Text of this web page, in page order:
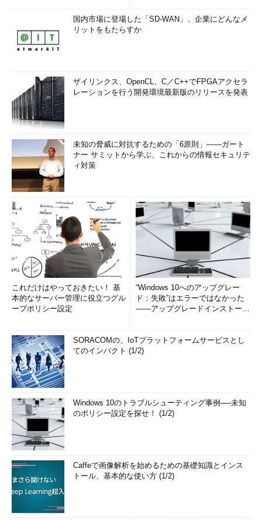
国内市場に登場した「SD-WAN」、企業にどんなメ
リットをもたらすか
ザイリンクス、OpenCL、C／C++でFPGAアクセラ
レーションを行う開発環境最新版のリリースを発表
未知の脅威に対抗するための「6原則」――ガート
ナー サミットから学ぶ、これからの情報セキュリテ
ィ対策
これだけはやっておきたい！ 基
本的なサーバー管理に役立つグル
ープポリシー設定
“Windows 10へのアップグレー
ド：失敗”はエラーではなかった
――アップグレードインストール
SORACOMの、IoTプラットフォームサービスとし
てのインパクト (1/2)
Windows 10のトラブルシューティング事例──未知
のポリシー設定を探せ！ (1/2)
Caffeで画像解析を始めるための基礎知識とインス
トール、基本的な使い方 (1/2)